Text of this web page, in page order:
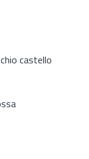
castello